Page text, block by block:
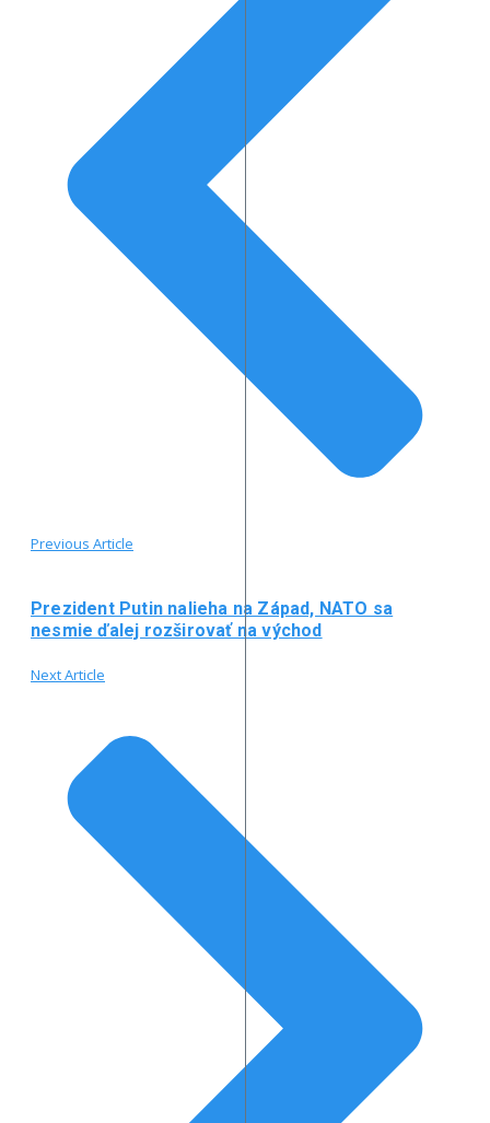
Previous Article
Prezident Putin nalieha na Západ, NATO sa
nesmie ďalej rozširovať na východ
Next Article